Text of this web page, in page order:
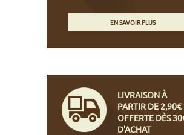
EN SAVOIR PLUS
LIVRAISON À
PARTIR DE 2,90€
OFFERTE DÈS
D'ACHAT